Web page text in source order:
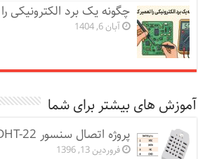
چگونه یک برد الکترونیکی
آبان 6, 1404
آموزش های بیشتر برای شما
پروژه اتصال سنسور DHT-22 به Arduino
فروردین 13, 1396